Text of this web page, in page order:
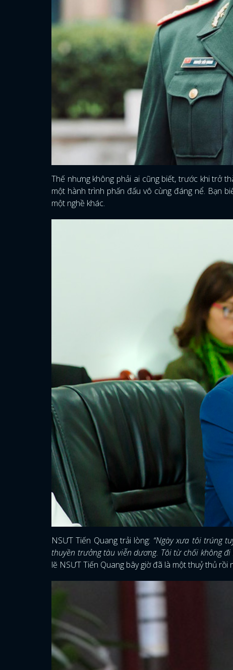
Thế nhưng không phải ai cũng biết, trước khi trở
một hành trình phấn đấu vô cùng đáng nể. Bạn
một nghề khác.
NSƯT Tiến Quang trải lòng: “Ngày xưa tôi trúng
thuyền trưởng tàu viễn dương. Tôi từ chối không
lẽ NSƯT Tiến Quang bây giờ đã là một thuỷ thủ rồi